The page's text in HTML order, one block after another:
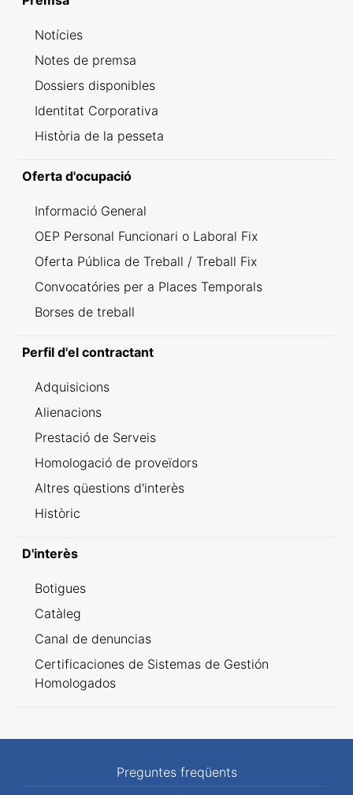
Notícies
Notes de premsa
Dossiers disponibles
Identitat Corporativa
Història de la pesseta
Oferta d'ocupació
Informació General
OEP Personal Funcionari o Laboral Fix
Oferta Pública de Treball / Treball Fix
Convocatóries per a Places Temporals
Borses de treball
Perfil d'el contractant
Adquisicions
Alienacions
Prestació de Serveis
Homologació de proveïdors
Altres qüestions d'interès
Històric
D'interès
Botigues
Catàleg
Canal de denuncias
Certificaciones de Sistemas de Gestión
Homologados
Preguntes freqüents